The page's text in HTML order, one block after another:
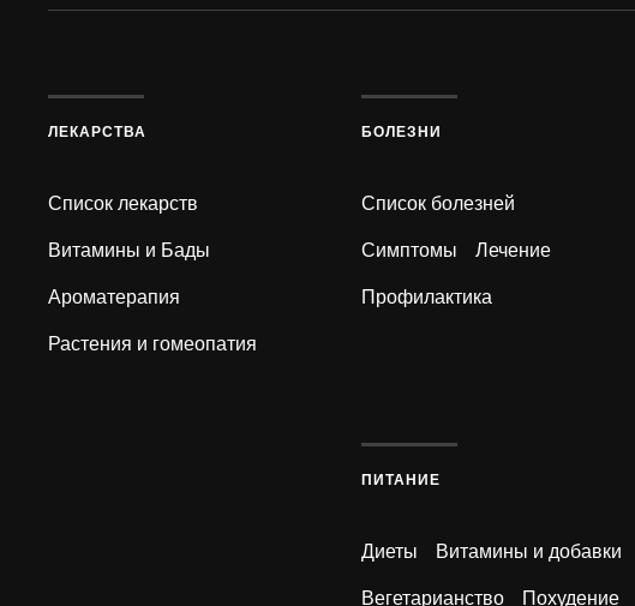
ЛЕКАРСТВА
Список лекарств
Витамины и Бады
Ароматерапия
Растения и гомеопатия
БОЛЕЗНИ
Список болезней
Симптомы Лечение
Профилактика
ПИТАНИЕ
Диеты Витамины и добавки
Вегетарианство Похудение